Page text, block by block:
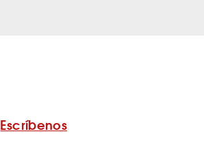
Escríbenos